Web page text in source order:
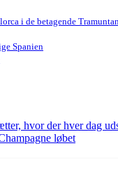
i de betagende
Spanien
hvor der hver dag
løbet
du klar til at løbe 5